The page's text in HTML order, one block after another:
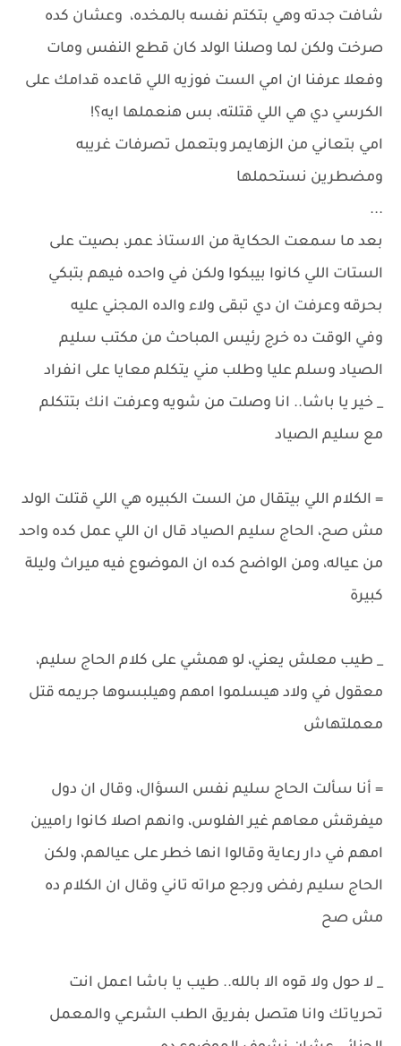
شافت جدته وهي بتكتم نفسه بالمخده، وعشان كده
صرخت ولكن لما وصلنا الولد كان قطع النفس ومات
وفعلا عرفنا ان امي الست فوزيه اللي قاعده قدامك على
الكرسي دي هي اللي قتلته، بس هنعملها ايه؟!
امي بتعاني من الزهايمر وبتعمل تصرفات غريبه
ومضطرين نستحملها
...
بعد ما سمعت الحكاية من الاستاذ عمر، بصيت على
الستات اللي كانوا بيبكوا ولكن في واحده فيهم بتبكي
بحرقه وعرفت ان دي تبقى ولاء والده المجني عليه
وفي الوقت ده خرج رئيس المباحث من مكتب سليم
الصياد وسلم عليا وطلب مني يتكلم معايا على انفراد
_ خير يا باشا.. انا وصلت من شويه وعرفت انك بتتكلم
مع سليم الصياد
= الكلام اللي بيتقال من الست الكبيره هي اللي قتلت الولد
مش صح، الحاج سليم الصياد قال ان اللي عمل كده واحد
من عياله، ومن الواضح كده ان الموضوع فيه ميراث وليلة
كبيرة
_ طيب معلش يعني، لو همشي على كلام الحاج سليم،
معقول في ولاد هيسلموا امهم وهيلبسوها جريمه قتل
معملتهاش
= أنا سألت الحاج سليم نفس السؤال، وقال ان دول
ميفرقش معاهم غير الفلوس، وانهم اصلا كانوا راميين
امهم في دار رعاية وقالوا انها خطر على عيالهم، ولكن
الحاج سليم رفض ورجع مراته تاني وقال ان الكلام ده
مش صح
_ لا حول ولا قوه الا بالله.. طيب يا باشا اعمل انت
تحرياتك وانا هتصل بفريق الطب الشرعي والمعمل